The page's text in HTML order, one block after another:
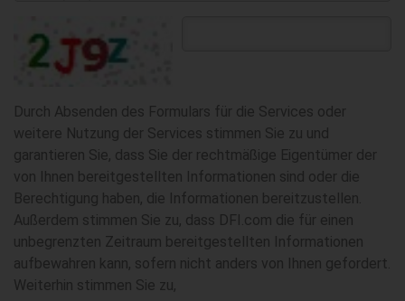
Durch Absenden des Formulars für die Services oder
weitere Nutzung der Services stimmen Sie zu und
garantieren Sie, dass Sie der rechtmäßige Eigentümer der
von Ihnen bereitgestellten Informationen sind oder die
Berechtigung haben, die Informationen bereitzustellen.
Außerdem stimmen Sie zu, dass DFI.com die für einen
unbegrenzten Zeitraum bereitgestellten Informationen
aufbewahren kann, sofern nicht anders von Ihnen gefordert.
Weiterhin stimmen Sie zu,